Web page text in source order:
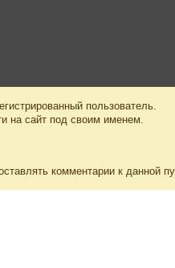
пользователь.
на сайт под своим именем.
комментарии к данной